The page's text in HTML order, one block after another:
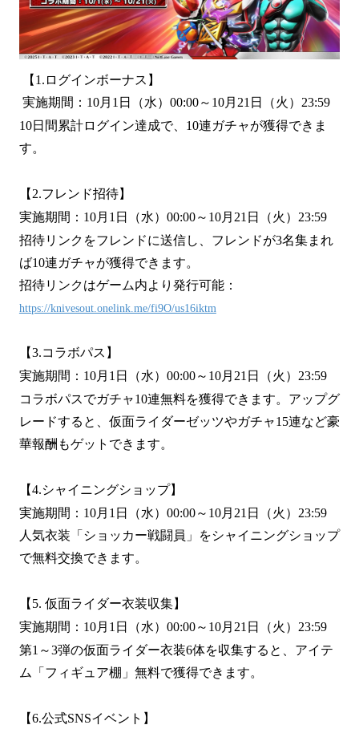
【1.ログインボーナス】
実施期間：10月1日（水）00:00～10月21日（火）23:59
10日間累計ログイン達成で、10連ガチャが獲得できま
す。
【2.フレンド招待】
実施期間：10月1日（水）00:00～10月21日（火）23:59
招待リンクをフレンドに送信し、フレンドが3名集まれ
ば10連ガチャが獲得できます。
招待リンクはゲーム内より発行可能：
https://knivesout.onelink.me/fi9O/us16iktm
【3.コラボパス】
実施期間：10月1日（水）00:00～10月21日（火）23:59
コラボパスでガチャ10連無料を獲得できます。アップグ
レードすると、仮面ライダーゼッツやガチャ15連など豪
華報酬もゲットできます。
【4.シャイニングショップ】
実施期間：10月1日（水）00:00～10月21日（火）23:59
人気衣装「ショッカー戦闘員」をシャイニングショップ
で無料交換できます。
【5. 仮面ライダー衣装収集】
実施期間：10月1日（水）00:00～10月21日（火）23:59
第1～3弾の仮面ライダー衣装6体を収集すると、アイテ
ム「フィギュア棚」無料で獲得できます。
【6.公式SNSイベント】